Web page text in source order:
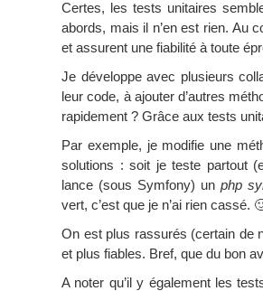
Certes, les tests unitaires
abords, mais il n’en est rien. Au
et assurent une fiabilité à toute
Je développe avec plusieurs
leur code, à ajouter d’autres
rapidement ? Grâce aux tests
Par exemple, je modifie une
solutions : soit je teste partout
lance (sous Symfony) unphp
vert, c’est que je n’ai rien cassé.
On est plus rassurés (certain de
et plus fiables. Bref, que du bon
A noter qu’il y également les